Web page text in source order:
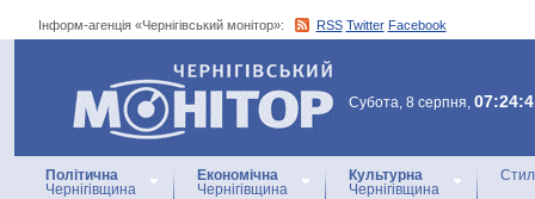
Інформ-агенція «Чернігівський монітор»: RSS Twitter Facebook
Інформ-агенція
«Чернігівський монітор»
Субота, 8 серпня,
Політична
Чернігівщина
Економічна
Чернігівщина
Культурна
Чернігівщина